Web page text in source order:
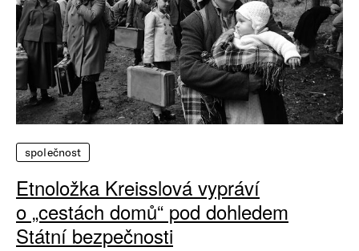
společnost
Etnoložka Kreisslová vypráví
o „cestách domů“ pod dohledem
Státní bezpečnosti